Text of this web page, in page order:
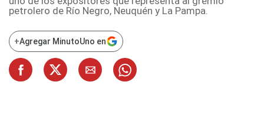
petrolero de Río Negro, Neuquén y La Pampa.
+Agregar MinutoUno en